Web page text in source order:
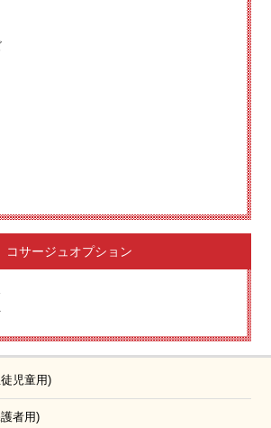
コサージュオプション
児童用)
者用)